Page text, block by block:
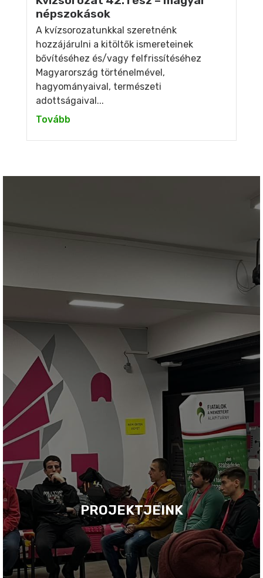
népszokások
A kvízsorozatunkkal szeretnénk
hozzájárulni a kitöltők ismereteinek
bővítéséhez és/vagy felfrissítéséhez
Magyarország történelmével,
hagyományaival, természeti
adottságaival...
Tovább
PROJEKTJEINK